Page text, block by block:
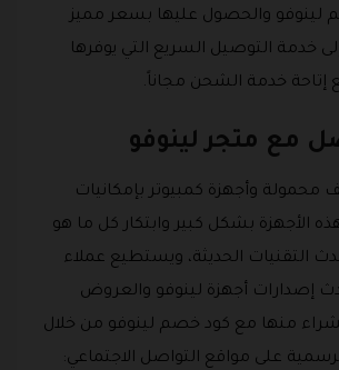
لينوفو والحصول عليها بسعر مميز
خدمة التوصيل السريع التي يوفرها
إتاحة خدمة الشحن مجاناً.
مع متجر لينوفو
محمولة وأجهزة كمبيوتر بإمكانيات
الأجهزة بشكل كبير وابتكار كل ما هو
التقنيات الحديثة، ويستطيع عملاء
إصدارات أجهزة لينوفو والعروض
منها مع كود خصم لينوفو من خلال
على مواقع التواصل الاجتماعي: